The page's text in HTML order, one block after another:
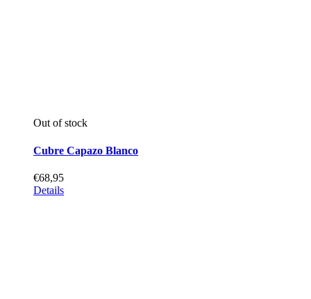
Out of stock
Cubre Capazo Blanco
€68,95
Details